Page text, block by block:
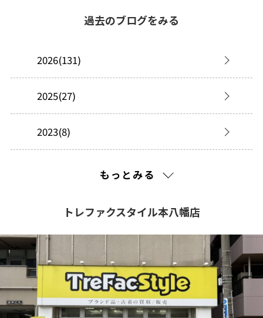
過去のブログをみる
2026(131)
2025(27)
2023(8)
2019(267)
2018(340)
2017(295)
もっとみる
トレファクスタイル本八幡店